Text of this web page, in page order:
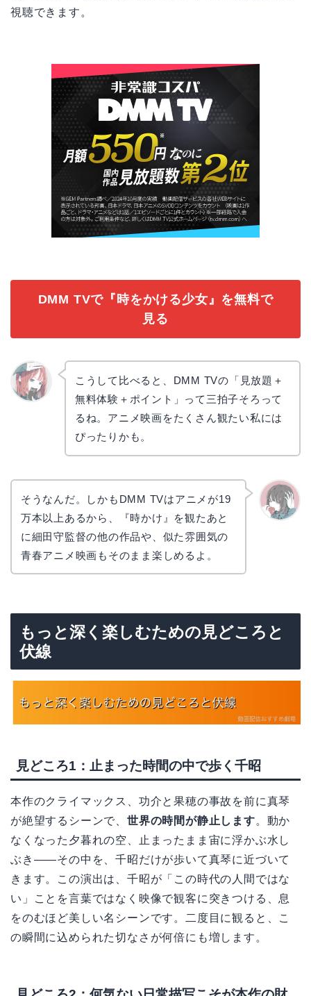
視聴できます。
DMM TVで『時をかける少女』を無料で
見る
こうして比べると、DMM TVの「見放題＋
無料体験＋ポイント」って三拍子そろって
るね。アニメ映画をたくさん観たい私には
ぴったりかも。
そうなんだ。しかもDMM TVはアニメが19
万本以上あるから、『時かけ』を観たあと
に細田守監督の他の作品や、似た雰囲気の
青春アニメ映画もそのまま楽しめるよ。
もっと深く楽しむための見どころと
伏線
見どころ1：止まった時間の中で歩く千昭
本作のクライマックス、功介と果穂の事故を前に真琴
が絶望するシーンで、 世界の時間が静止します。動か
なくなった夕暮れの空、止まったまま宙に浮かぶ水し
ぶき——その中を、千昭だけが歩いて真琴に近づいて
きます。この演出は、千昭が「この時代の人間ではな
い」ことを言葉ではなく映像で観客に突きつける、息
をのむほど美しい名シーンです。二度目に観ると、こ
の瞬間に込められた切なさが何倍にも増します。